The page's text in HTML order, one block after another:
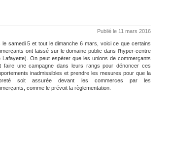
Publié le 11 mars 2016
le samedi 5 et tout le dimanche 6 mars, voici ce que certains
ont laissé sur le domaine public dans l’hyper-centre
Lafayette). On peut espérer que les unions de commerçants
faire une campagne dans leurs rangs pour dénoncer ces
inadmissibles et prendre les mesures pour que la
soit assurée devant les commerces par les
comme le prévoit la règlementation.